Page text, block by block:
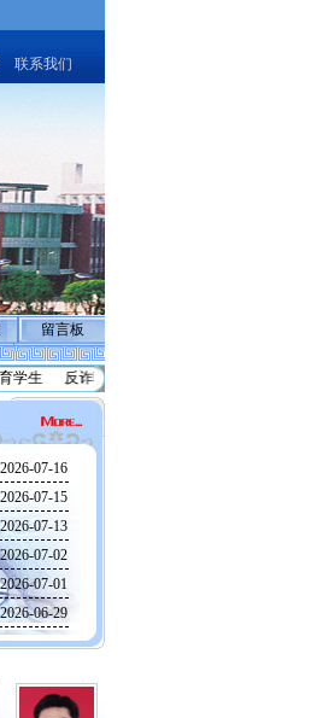
联系我们
留言板
生 反诈骗声明:警惕不法分子冒充”退费”实
2026-07-16
2026-07-15
2026-07-13
2026-07-02
2026-07-01
2026-06-29